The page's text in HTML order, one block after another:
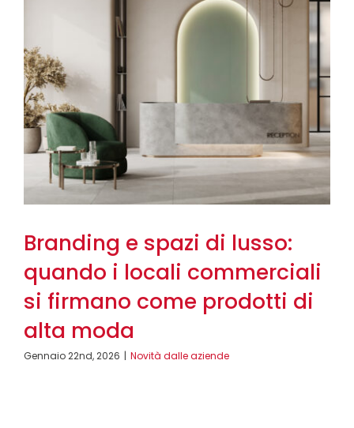
Branding e spazi di lusso:
quando i locali commerciali
si firmano come prodotti di
alta moda
Gennaio 22nd, 2026 | Novità dalle aziende